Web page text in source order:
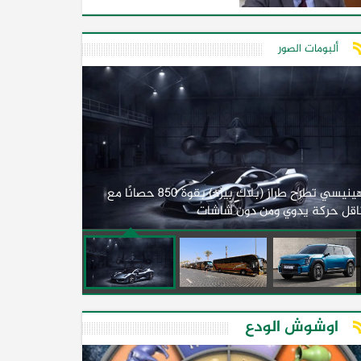
ألبومات الصور
هينيسي تطرح طراز (بلاك بيرد) بقوة 850 حصانًا مع
حركة يدوي ومن دون شاشات
اوشوش الودع